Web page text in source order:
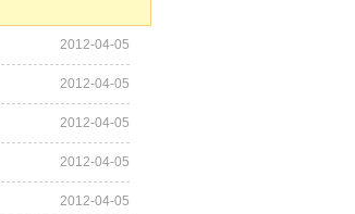
2012-04-05
2012-04-05
2012-04-05
2012-04-05
2012-04-05